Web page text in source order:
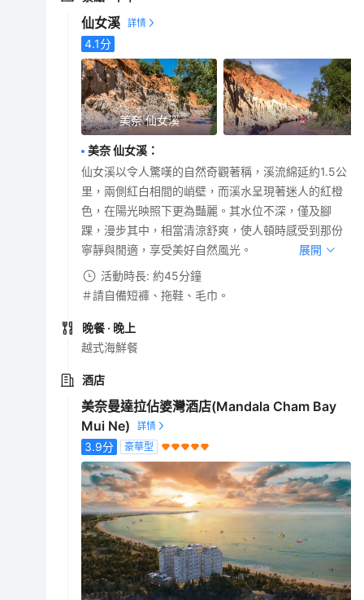
仙女溪
4.1分
美奈 仙女溪
美奈 仙女溪 ：
仙女溪以令人驚嘆的自然奇觀著稱，溪流綿延約1.5公
里，兩側紅白相間的峭壁，而溪水呈現著迷人的紅橙
色，在陽光映照下更為豔麗。其水位不深，僅及腳
踝，漫步其中，相當清涼舒爽，使人頓時感受到那份
寧靜與閒適，享受美好自然風光。
展開
活動時長: 約45分鐘
＃請自備短褲、拖鞋、毛巾。
晚餐 · 晚上
越式海鮮餐
酒店
美奈曼達拉佔婆灣酒店(Mandala Cham Bay
Mui Ne)
3.9分 豪華型